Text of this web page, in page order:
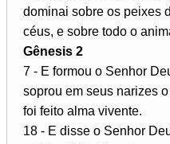
dominai sobre os peixes
céus, e sobre todo o
Gênesis 2
7 - E formou o Senhor
soprou em seus narizes
foi feito alma vivente.
18 - E disse o Senhor